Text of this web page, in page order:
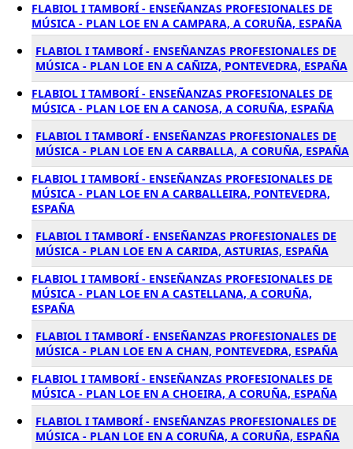
FLABIOL I TAMBORÍ - ENSEÑANZAS PROFESIONALES DE
MÚSICA - PLAN LOE EN A CAMPARA, A CORUÑA, ESPAÑA
FLABIOL I TAMBORÍ - ENSEÑANZAS PROFESIONALES DE
MÚSICA - PLAN LOE EN A CAÑIZA, PONTEVEDRA, ESPAÑA
FLABIOL I TAMBORÍ - ENSEÑANZAS PROFESIONALES DE
MÚSICA - PLAN LOE EN A CANOSA, A CORUÑA, ESPAÑA
FLABIOL I TAMBORÍ - ENSEÑANZAS PROFESIONALES DE
MÚSICA - PLAN LOE EN A CARBALLA, A CORUÑA, ESPAÑA
FLABIOL I TAMBORÍ - ENSEÑANZAS PROFESIONALES DE
MÚSICA - PLAN LOE EN A CARBALLEIRA, PONTEVEDRA,
ESPAÑA
FLABIOL I TAMBORÍ - ENSEÑANZAS PROFESIONALES DE
MÚSICA - PLAN LOE EN A CARIDA, ASTURIAS, ESPAÑA
FLABIOL I TAMBORÍ - ENSEÑANZAS PROFESIONALES DE
MÚSICA - PLAN LOE EN A CASTELLANA, A CORUÑA,
ESPAÑA
FLABIOL I TAMBORÍ - ENSEÑANZAS PROFESIONALES DE
MÚSICA - PLAN LOE EN A CHAN, PONTEVEDRA, ESPAÑA
FLABIOL I TAMBORÍ - ENSEÑANZAS PROFESIONALES DE
MÚSICA - PLAN LOE EN A CHOEIRA, A CORUÑA, ESPAÑA
FLABIOL I TAMBORÍ - ENSEÑANZAS PROFESIONALES DE
MÚSICA - PLAN LOE EN A CORUÑA, A CORUÑA, ESPAÑA